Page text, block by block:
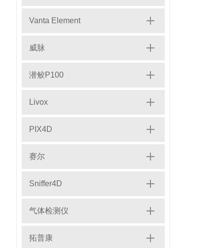
Vanta Element
威脉
潜鲛P100
Livox
PIX4D
赛尔
Sniffer4D
气体检测仪
拓普康